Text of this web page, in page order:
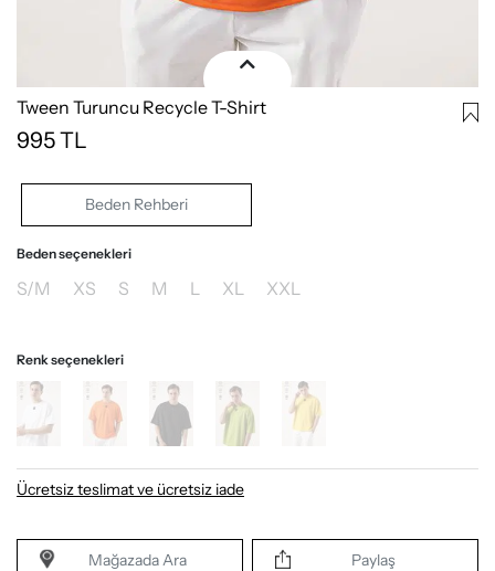
Tween Turuncu Recycle T-Shirt
995TL
Beden Rehberi
Beden seçenekleri
S/M XS S M L XL XXL
Renk seçenekleri
Ücretsiz teslimat ve ücretsiz iade
Mağazada Ara Paylaş